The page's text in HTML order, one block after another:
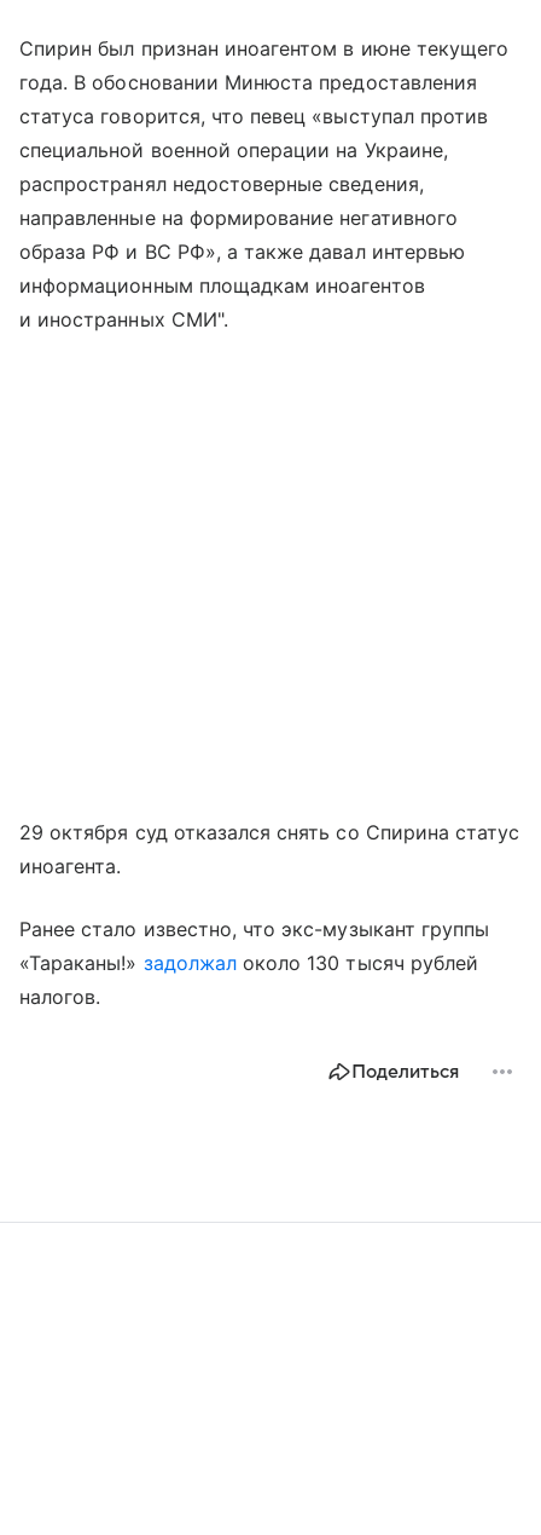
Спирин был признан иноагентом в июне текущего
года. В обосновании Минюста предоставления
статуса говорится, что певец «выступал против
специальной военной операции на Украине,
распространял недостоверные сведения,
направленные на формирование негативного
образа РФ и ВС РФ», а также давал интервью
информационным площадкам иноагентов
и иностранных СМИ".
29 октября суд отказался снять со Спирина статус
иноагента.
Ранее стало известно, что экс-музыкант группы
«Тараканы!» задолжалоколо 130 тысяч рублей
налогов.
Поделиться